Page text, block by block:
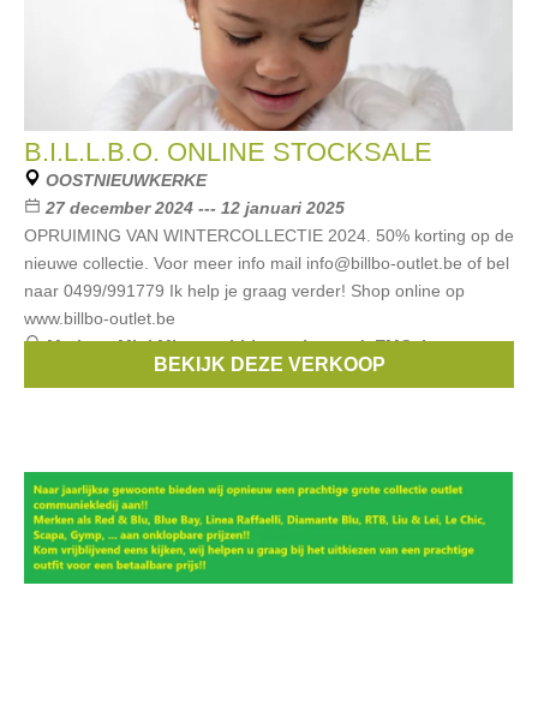
B.I.L.L.B.O. ONLINE STOCKSALE
OOSTNIEUWKERKE
27 december 2024 --- 12 januari 2025
OPRUIMING VAN WINTERCOLLECTIE 2024. 50% korting op de
nieuwe collectie. Voor meer info mail info@billbo-outlet.be of bel
naar 0499/991779 Ik help je graag verder! Shop online op
www.billbo-outlet.be
Merken:Mini Mignon,birba,trybeyond,EMC,Lemon
BEKIJK DEZE VERKOOP